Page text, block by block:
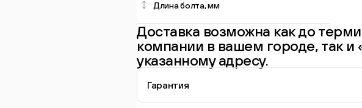
Длина болта, мм
Доставка возможна как до
компании в вашем городе, так и
указанному адресу.
Гарантия
Перейти в каталог